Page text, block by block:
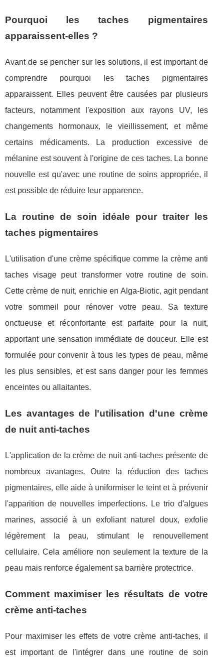
Pourquoi les taches pigmentaires
apparaissent-elles ?
Avant de se pencher sur les solutions, il est important de
comprendre pourquoi les taches pigmentaires
apparaissent. Elles peuvent être causées par plusieurs
facteurs, notamment l'exposition aux rayons UV, les
changements hormonaux, le vieillissement, et même
certains médicaments. La production excessive de
mélanine est souvent à l'origine de ces taches. La bonne
nouvelle est qu'avec une routine de soins appropriée, il
est possible de réduire leur apparence.
La routine de soin idéale pour traiter les
taches pigmentaires
L'utilisation d'une crème spécifique comme la crème anti
taches visage peut transformer votre routine de soin.
Cette crème de nuit, enrichie en Alga-Biotic, agit pendant
votre sommeil pour rénover votre peau. Sa texture
onctueuse et réconfortante est parfaite pour la nuit,
apportant une sensation immédiate de douceur. Elle est
formulée pour convenir à tous les types de peau, même
les plus sensibles, et est sans danger pour les femmes
enceintes ou allaitantes.
Les avantages de l'utilisation d'une crème
de nuit anti-taches
L'application de la crème de nuit anti-taches présente de
nombreux avantages. Outre la réduction des taches
pigmentaires, elle aide à uniformiser le teint et à prévenir
l'apparition de nouvelles imperfections. Le trio d'algues
marines, associé à un exfoliant naturel doux, exfolie
légèrement la peau, stimulant le renouvellement
cellulaire. Cela améliore non seulement la texture de la
peau mais renforce également sa barrière protectrice.
Comment maximiser les résultats de votre
crème anti-taches
Pour maximiser les effets de votre crème anti-taches, il
est important de l'intégrer dans une routine de soin